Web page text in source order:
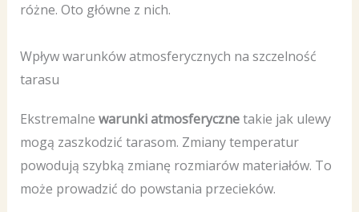
różne. Oto główne z nich.
Wpływ warunków atmosferycznych na szczelność
tarasu
Ekstremalne warunki atmosferycznetakie jak ulewy
mogą zaszkodzić tarasom. Zmiany temperatur
powodują szybką zmianę rozmiarów materiałów. To
może prowadzić do powstania przecieków.